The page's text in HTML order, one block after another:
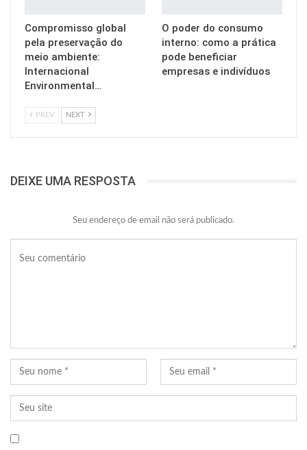
Compromisso global
pela preservação do
meio ambiente:
Internacional
Environmental…
O poder do consumo
interno: como a prática
pode beneficiar
empresas e indivíduos
PREV NEXT
DEIXE UMA RESPOSTA
Seu endereço de email não será publicado.